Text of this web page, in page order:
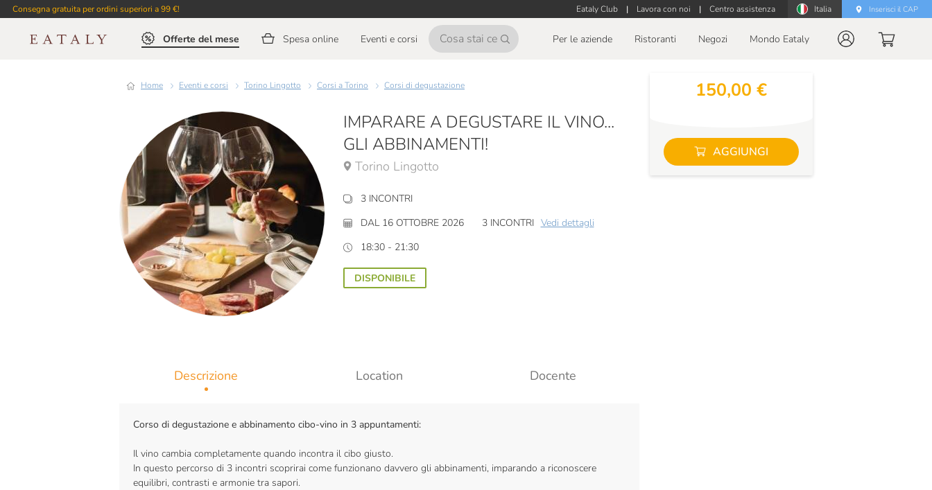
Consegna gratuita per ordini superiori a 99 €! Eataly Club | Lavora con noi | Centro assistenza Italia Inserisci il CAP
Offerte del mese Spesa online Eventi e corsi Per le aziende Ristoranti Negozi Mondo Eataly
Home Eventi e corsi Torino Lingotto Corsi a Torino Corsi di degustazione
IMPARARE A DEGUSTARE IL VINO...
GLI ABBINAMENTI!
Torino Lingotto
3 INCONTRI
DAL 16 OTTOBRE 2026
3 INCONTRI Vedi dettagli
18:30 - 21:30
DISPONIBILE
Descrizione Location Docente
Corso di degustazione e abbinamento cibo-vino in 3 appuntamenti:
Il vino cambia completamente quando incontra il cibo giusto.
In questo percorso di 3 incontri scoprirai come funzionano davvero gli abbinamenti, imparando a riconoscere
equilibri, contrasti e armonie tra sapori.
150,00 €
AGGIUNGI